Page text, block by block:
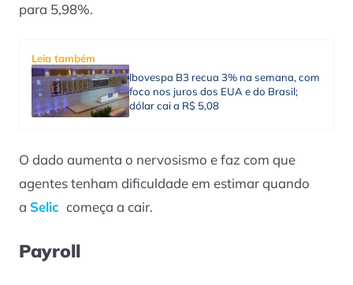
para 5,98%.
Leia também
Ibovespa B3 recua 3% na semana, com
foco nos juros dos EUA e do Brasil;
dólar cai a R$ 5,08
O dado aumenta o nervosismo e faz com que
agentes tenham dificuldade em estimar quando
a Selic começa a cair.
Payroll